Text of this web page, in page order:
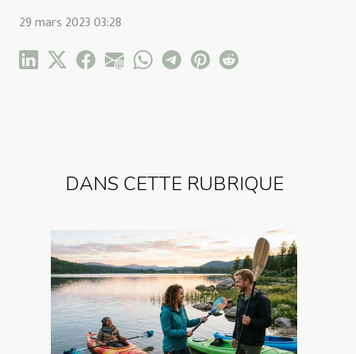
29 mars 2023 03:28
DANS CETTE RUBRIQUE